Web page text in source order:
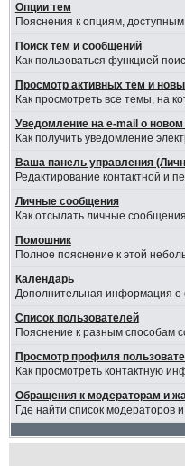
Опции тем
Пояснения к опциям,
Поиск тем и сообщений
Как пользоваться функцией
Просмотр активных тем и
Как просмотреть все темы, на
Уведомление на е-mail о
Как получить уведомление
Ваша панель управления
Редактирование контактной и
Личные сообщения
Как отсылать личные
Помошник
Полное пояснение к этой
Календарь
Дополнительная информация
Список пользователей
Пояснение к разным способам
Просмотр профиля
Как просмотреть контактную
Обращения к модераторам и
Где найти список модераторов